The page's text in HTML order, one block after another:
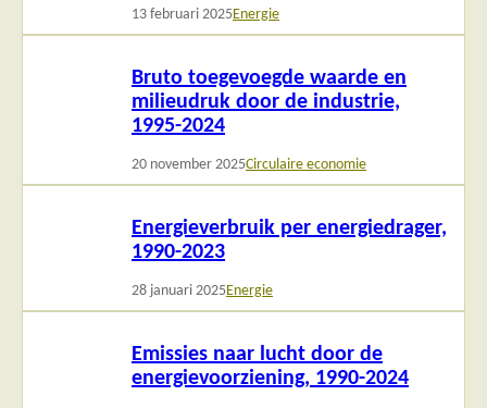
13 februari 2025Energie
Bruto toegevoegde waarde en
milieudruk door de industrie,
1995-2024
20 november 2025Circulaire economie
Energieverbruik per energiedrager,
1990-2023
28 januari 2025Energie
Emissies naar lucht door de
energievoorziening, 1990-2024